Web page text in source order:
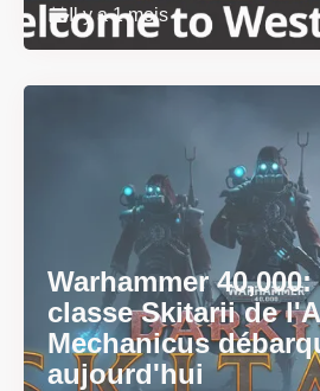
Il y a 1 mois
Warhammer
classe Skitarii de
Mechanicus
aujourd'hui